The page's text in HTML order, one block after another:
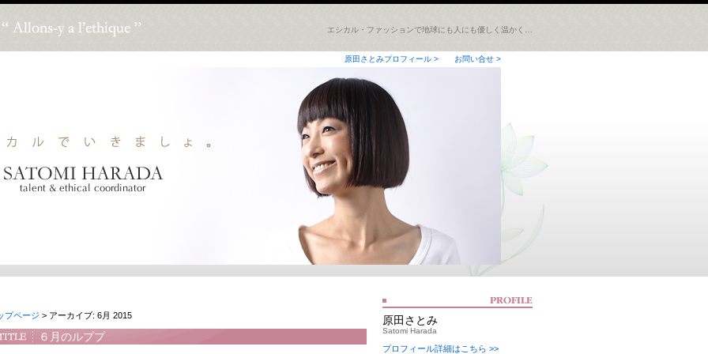
エシカル・ファッションで地球にも人にも優しく温かく…
お問い合せ >
原田さとみプロフィール >
プページ > アーカイブ: 6月 2015
６月のルププ
原田さとみ
Satomi Harada
プロフィール詳細はこちら >>